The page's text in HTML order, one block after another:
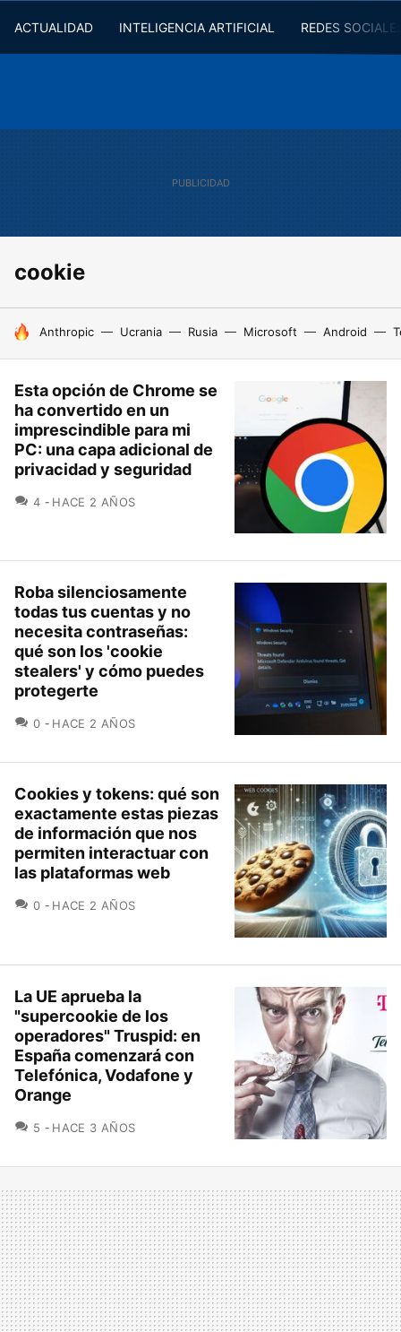
ACTUALIDAD INTELIGENCIA ARTIFICIAL REDES
cookie
HOY SE HABLA DE
Anthropic Ucrania Rusia Microsoft Android
Esta opción de Chrome se
ha convertido en un
imprescindible para mi
PC: una capa adicional de
privacidad y seguridad
4 COMENTARIOS
HACE 2 AÑOS
Roba silenciosamente
todas tus cuentas y no
necesita contraseñas:
qué son los 'cookie
stealers' y cómo puedes
protegerte
0 COMENTARIOS
HACE 2 AÑOS
Cookies y tokens: qué son
exactamente estas piezas
de información que nos
permiten interactuar con
las plataformas web
0 COMENTARIOS
HACE 2 AÑOS
La UE aprueba la
"supercookie de los
operadores" Truspid: en
España comenzará con
Telefónica, Vodafone y
Orange
5 COMENTARIOS
HACE 3 AÑOS